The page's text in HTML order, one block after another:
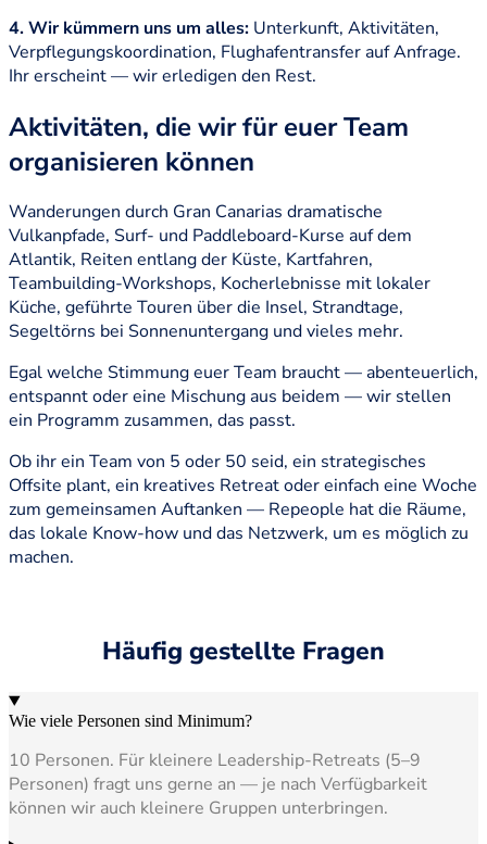
4. Wir kümmern uns um alles: Unterkunft, Aktivitäten,
Verpflegungskoordination, Flughafentransfer auf Anfrage.
Ihr erscheint — wir erledigen den Rest.
Aktivitäten, die wir für euer Team
organisieren können
Wanderungen durch Gran Canarias dramatische
Vulkanpfade, Surf- und Paddleboard-Kurse auf dem
Atlantik, Reiten entlang der Küste, Kartfahren,
Teambuilding-Workshops, Kocherlebnisse mit lokaler
Küche, geführte Touren über die Insel, Strandtage,
Segeltörns bei Sonnenuntergang und vieles mehr.
Egal welche Stimmung euer Team braucht — abenteuerlich,
entspannt oder eine Mischung aus beidem — wir stellen
ein Programm zusammen, das passt.
Ob ihr ein Team von 5 oder 50 seid, ein strategisches
Offsite plant, ein kreatives Retreat oder einfach eine Woche
zum gemeinsamen Auftanken — Repeople hat die Räume,
das lokale Know-how und das Netzwerk, um es möglich zu
machen.
Häufig gestellte Fragen
Wie viele Personen sind Minimum?
10 Personen. Für kleinere Leadership-Retreats (5–9
Personen) fragt uns gerne an — je nach Verfügbarkeit
können wir auch kleinere Gruppen unterbringen.